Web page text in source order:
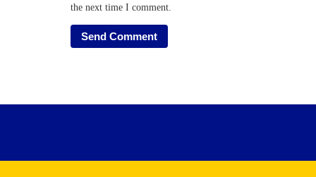
the next time I comment.